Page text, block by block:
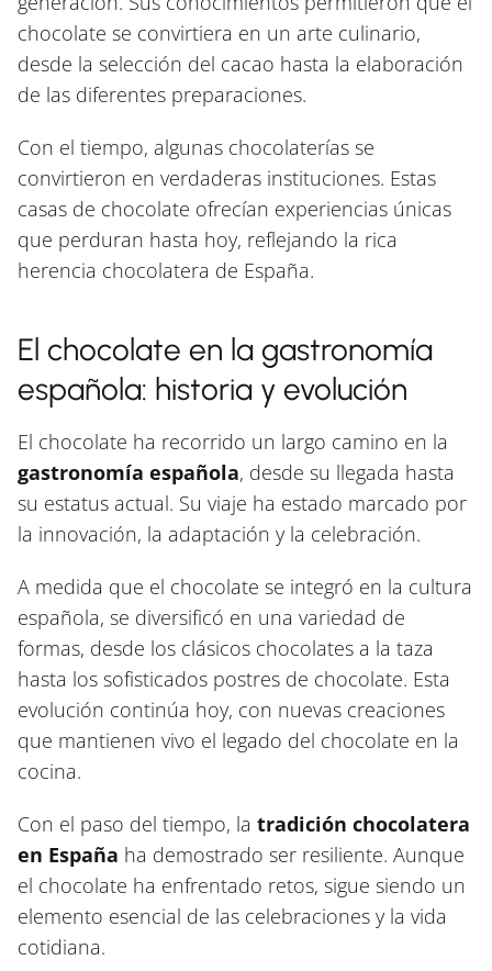
chocolate se convirtiera en un arte culinario,
desde la selección del cacao hasta la elaboración
de las diferentes preparaciones.
Con el tiempo, algunas chocolaterías se
convirtieron en verdaderas instituciones. Estas
casas de chocolate ofrecían experiencias únicas
que perduran hasta hoy, reflejando la rica
herencia chocolatera de España.
El chocolate en la gastronomía
española: historia y evolución
El chocolate ha recorrido un largo camino en la
gastronomía española, desde su llegada hasta
su estatus actual. Su viaje ha estado marcado por
la innovación, la adaptación y la celebración.
A medida que el chocolate se integró en la cultura
española, se diversificó en una variedad de
formas, desde los clásicos chocolates a la taza
hasta los sofisticados postres de chocolate. Esta
evolución continúa hoy, con nuevas creaciones
que mantienen vivo el legado del chocolate en la
cocina.
Con el paso del tiempo, la tradición chocolatera
en España ha demostrado ser resiliente. Aunque
el chocolate ha enfrentado retos, sigue siendo un
elemento esencial de las celebraciones y la vida
cotidiana.